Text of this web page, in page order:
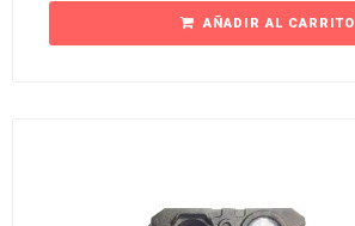
AÑADIR AL CARRITO